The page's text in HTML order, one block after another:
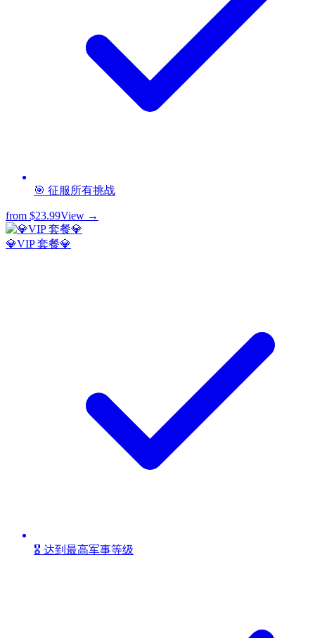
🎯 征服所有挑战
from $23.99View →
💎VIP 套餐💎
🎖️ 达到最高军事等级